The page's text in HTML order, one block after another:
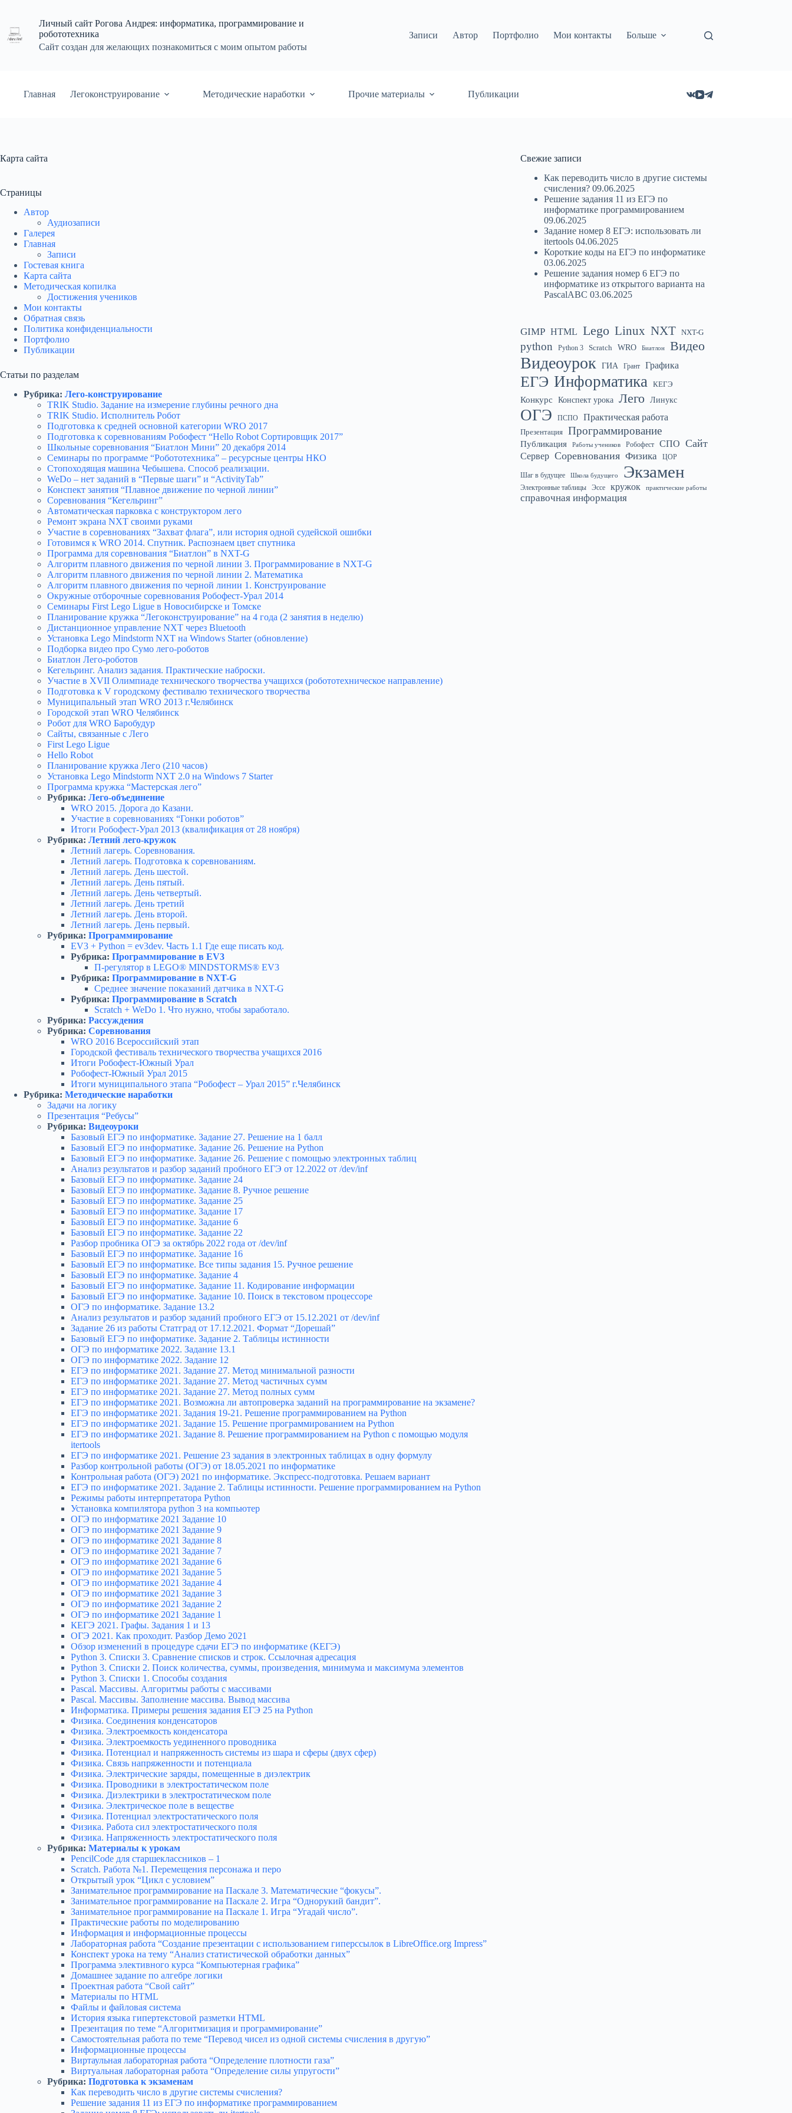
сути
Личный сайт Рогова Андрея: информатика, программирование и
робототехника
Сайт создан для желающих познакомиться с моим опытом работы
Записи Автор Портфолио Мои контакты Больше
Главная Легоконструирование Методические наработки Прочие материалы Публикации
Карта сайта
Страницы
Автор
Аудиозаписи
Галерея
Главная
Записи
Гостевая книга
Карта сайта
Методическая копилка
Достижения учеников
Мои контакты
Обратная связь
Политика конфиденциальности
Портфолио
Публикации
Статьи по разделам
Рубрика: Лего-конструирование
TRIK Studio. Задание на измерение глубины речного дна
TRIK Studio. Исполнитель Робот
Подготовка к средней основной категории WRO 2017
Подготовка к соревнованиям Робофест “Hello Robot Сортировщик 2017”
Школьные соревнования “Биатлон Мини” 20 декабря 2014
Семинары по программе “Робототехника” – ресурсные центры НКО
Стопоходящая машина Чебышева. Способ реализации.
WeDo – нет заданий в “Первые шаги” и “ActivityTab”
Конспект занятия “Плавное движение по черной линии”
Соревнования “Кегельринг”
Автоматическая парковка с конструктором лего
Ремонт экрана NXT своими руками
Участие в соревнованиях “Захват флага”, или история одной судейской ошибки
Готовимся к WRO 2014. Спутник. Распознаем цвет спутника
Программа для соревнования “Биатлон” в NXT-G
Алгоритм плавного движения по черной линии 3. Программирование в NXT-G
Алгоритм плавного движения по черной линии 2. Математика
Алгоритм плавного движения по черной линии 1. Конструирование
Окружные отборочные соревнования Робофест-Урал 2014
Семинары First Lego Ligue в Новосибирске и Томске
Планирование кружка “Легоконструирование” на 4 года (2 занятия в неделю)
Дистанционное управление NXT через Bluetooth
Установка Lego Mindstorm NXT на Windows Starter (обновление)
Подборка видео про Сумо лего-роботов
Биатлон Лего-роботов
Кегельринг. Анализ задания. Практические наброски.
Участие в XVII Олимпиаде технического творчества учащихся (робототехническое направление)
Подготовка к V городскому фестивалю технического творчества
Муниципальный этап WRO 2013 г.Челябинск
Городской этап WRO Челябинск
Робот для WRO Баробудур
Сайты, связанные с Лего
First Lego Ligue
Hello Robot
Планирование кружка Лего (210 часов)
Установка Lego Mindstorm NXT 2.0 на Windows 7 Starter
Программа кружка “Мастерская лего”
Рубрика: Лего-объединение
WRO 2015. Дорога до Казани.
Участие в соревнованиях “Гонки роботов”
Итоги Робофест-Урал 2013 (квалификация от 28 ноября)
Рубрика: Летний лего-кружок
Летний лагерь. Соревнования.
Летний лагерь. Подготовка к соревнованиям.
Летний лагерь. День шестой.
Летний лагерь. День пятый.
Летний лагерь. День четвертый.
Летний лагерь. День третий
Летний лагерь. День второй.
Летний лагерь. День первый.
Рубрика: Программирование
EV3 + Python = ev3dev. Часть 1.1 Где еще писать код.
Рубрика: Программирование в EV3
П-регулятор в LEGO® MINDSTORMS® EV3
Рубрика: Программирование в NXT-G
Среднее значение показаний датчика в NXT-G
Рубрика: Программирование в Scratch
Scratch + WeDo 1. Что нужно, чтобы заработало.
Рубрика: Рассуждения
Рубрика: Соревнования
WRO 2016 Всероссийский этап
Городской фестиваль технического творчества учащихся 2016
Итоги Робофест-Южный Урал
Робофест-Южный Урал 2015
Итоги муниципального этапа “Робофест – Урал 2015” г.Челябинск
Рубрика: Методические наработки
Задачи на логику
Презентация “Ребусы”
Рубрика: Видеоуроки
Базовый ЕГЭ по информатике. Задание 27. Решение на 1 балл
Базовый ЕГЭ по информатике. Задание 26. Решение на Python
Базовый ЕГЭ по информатике. Задание 26. Решение с помощью электронных таблиц
Анализ результатов и разбор заданий пробного ЕГЭ от 12.2022 от /dev/inf
Базовый ЕГЭ по информатике. Задание 24
Базовый ЕГЭ по информатике. Задание 8. Ручное решение
Базовый ЕГЭ по информатике. Задание 25
Базовый ЕГЭ по информатике. Задание 17
Базовый ЕГЭ по информатике. Задание 6
Базовый ЕГЭ по информатике. Задание 22
Разбор пробника ОГЭ за октябрь 2022 года от /dev/inf
Базовый ЕГЭ по информатике. Задание 16
Базовый ЕГЭ по информатике. Все типы задания 15. Ручное решение
Базовый ЕГЭ по информатике. Задание 4
Базовый ЕГЭ по информатике. Задание 11. Кодирование информации
Базовый ЕГЭ по информатике. Задание 10. Поиск в текстовом процессоре
ОГЭ по информатике. Задание 13.2
Анализ результатов и разбор заданий пробного ЕГЭ от 15.12.2021 от /dev/inf
Задание 26 из работы Статград от 17.12.2021. Формат “Дорешай”
Базовый ЕГЭ по информатике. Задание 2. Таблицы истинности
ОГЭ по информатике 2022. Задание 13.1
ОГЭ по информатике 2022. Задание 12
ЕГЭ по информатике 2021. Задание 27. Метод минимальной разности
ЕГЭ по информатике 2021. Задание 27. Метод частичных сумм
ЕГЭ по информатике 2021. Задание 27. Метод полных сумм
ЕГЭ по информатике 2021. Возможна ли автопроверка заданий на программирование на экзамене?
ЕГЭ по информатике 2021. Задания 19-21. Решение программированием на Python
ЕГЭ по информатике 2021. Задание 15. Решение программированием на Python
ЕГЭ по информатике 2021. Задание 8. Решение программированием на Python с помощью модуля
itertools
ЕГЭ по информатике 2021. Решение 23 задания в электронных таблицах в одну формулу
Разбор контрольной работы (ОГЭ) от 18.05.2021 по информатике
Контрольная работа (ОГЭ) 2021 по информатике. Экспресс-подготовка. Решаем вариант
ЕГЭ по информатике 2021. Задание 2. Таблицы истинности. Решение программированием на Python
Режимы работы интерпретатора Python
Установка компилятора python 3 на компьютер
ОГЭ по информатике 2021 Задание 10
ОГЭ по информатике 2021 Задание 9
ОГЭ по информатике 2021 Задание 8
ОГЭ по информатике 2021 Задание 7
ОГЭ по информатике 2021 Задание 6
ОГЭ по информатике 2021 Задание 5
ОГЭ по информатике 2021 Задание 4
ОГЭ по информатике 2021 Задание 3
ОГЭ по информатике 2021 Задание 2
ОГЭ по информатике 2021 Задание 1
КЕГЭ 2021. Графы. Задания 1 и 13
ОГЭ 2021. Как проходит. Разбор Демо 2021
Обзор изменений в процедуре сдачи ЕГЭ по информатике (КЕГЭ)
Python 3. Списки 3. Сравнение списков и строк. Ссылочная адресация
Python 3. Списки 2. Поиск количества, суммы, произведения, минимума и максимума элементов
Python 3. Списки 1. Способы создания
Pascal. Массивы. Алгоритмы работы с массивами
Pascal. Массивы. Заполнение массива. Вывод массива
Информатика. Примеры решения задания ЕГЭ 25 на Python
Физика. Соединения конденсаторов
Физика. Электроемкость конденсатора
Физика. Электроемкость уединенного проводника
Физика. Потенциал и напряженность системы из шара и сферы (двух сфер)
Физика. Связь напряженности и потенциала
Физика. Электрические заряды, помещенные в диэлектрик
Физика. Проводники в электростатическом поле
Физика. Диэлектрики в электростатическом поле
Физика. Электрическое поле в веществе
Физика. Потенциал электростатического поля
Физика. Работа сил электростатического поля
Физика. Напряженность электростатического поля
Рубрика: Материалы к урокам
PencilCode для старшеклассников – 1
Scratch. Работа №1. Перемещения персонажа и перо
Открытый урок “Цикл с условием”
Занимательное программирование на Паскале 3. Математические “фокусы”.
Занимательное программирование на Паскале 2. Игра “Однорукий бандит”.
Занимательное программирование на Паскале 1. Игра “Угадай число”.
Практические работы по моделированию
Информация и информационные процессы
Лабораторная работа “Создание презентации с использованием гиперссылок в LibreOffice.org Impress”
Конспект урока на тему “Анализ статистической обработки данных”
Программа элективного курса “Компьютерная графика”
Домашнее задание по алгебре логики
Проектная работа “Свой сайт”
Материалы по HTML
Файлы и файловая система
История языка гипертекстовой разметки HTML
Презентация по теме “Алгоритмизация и программирование”
Самостоятельная работа по теме “Перевод чисел из одной системы счисления в другую”
Информационные процессы
Виртаульная лабораторная работа “Определение плотности газа”
Виртуальная лабораторная работа “Определение силы упругости”
Рубрика: Подготовка к экзаменам
Как переводить число в другие системы счисления?
Решение задания 11 из ЕГЭ по информатике программированием
Свежие записи
Как переводить число в другие системы
счисления? 09.06.2025
Решение задания 11 из ЕГЭ по
информатике программированием
09.06.2025
Задание номер 8 ЕГЭ: использовать ли
itertools 04.06.2025
Короткие коды на ЕГЭ по информатике
03.06.2025
Решение задания номер 6 ЕГЭ по
информатике из открытого варианта на
PascalABC 03.06.2025
GIMP HTML Lego Linux NXT NXT-G
python Python 3 Scratch WRO Биатлон Видео
Видеоурок ГИА Грант Графика
ЕГЭ Информатика КЕГЭ
Конкурс Конспект урока Лего Линукс
ОГЭ ПСПО Практическая работа
Презентация Программирование
Публикация Работы учеников Робофест СПО Сайт
Сервер Соревнования Физика ЦОР
Шаг в будущее Школа будущего Экзамен
Электронные таблицы Эссе кружок практические работы
справочная информация